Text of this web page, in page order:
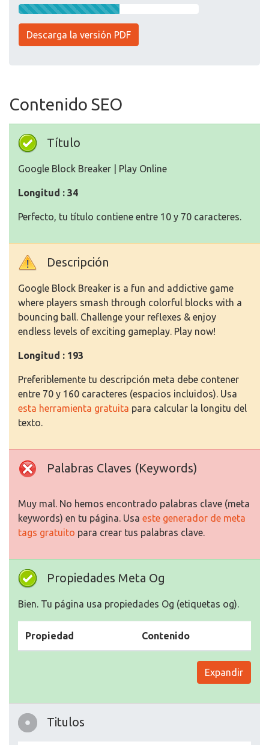
Descarga la versión PDF
Contenido SEO
Título
Google Block Breaker | Play Online
Longitud : 34
Perfecto, tu título contiene entre 10 y 70 caracteres.
Descripción
Google Block Breaker is a fun and addictive game
where players smash through colorful blocks with a
bouncing ball. Challenge your reflexes & enjoy
endless levels of exciting gameplay. Play now!
Longitud : 193
Preferiblemente tu descripción meta debe contener
entre 70 y 160 caracteres (espacios incluidos). Usa
esta herramienta gratuita para calcular la longitu del
texto.
Palabras Claves (Keywords)
Muy mal. No hemos encontrado palabras clave (meta
keywords) en tu página. Usa este generador de meta
tags gratuito para crear tus palabras clave.
Propiedades Meta Og
Bien. Tu página usa propiedades Og (etiquetas og).
Propiedad Contenido
Expandir
Titulos